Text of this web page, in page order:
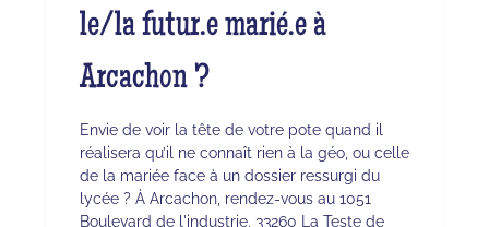
le/la futur.e marié.e à
Arcachon ?
Envie de voir la tête de votre pote quand il
réalisera qu’il ne connaît rien à la géo, ou celle
de la mariée face à un dossier ressurgi du
lycée ? À Arcachon, rendez-vous au 1051
Boulevard de l'industrie, 33260 La Teste de